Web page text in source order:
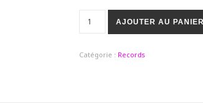
AJOUTER AU PANIER
Catégorie : Records